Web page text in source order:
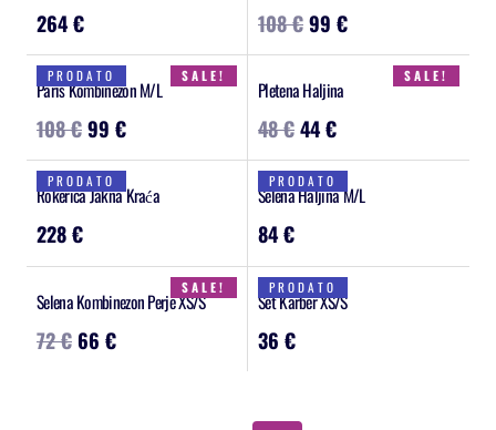
264€ 108€99 €
SALE!
PRODATO
Paris Kombinezon M/L
108€99 €
SALE!
Pletena Haljina
48€44€
PRODATO
Rokerica Jakna Kraća
228€
PRODATO
Selena Haljina M/L
84€
SALE!
Selena Kombinezon Perje XS/S
72€ 66 €
PRODATO
Set Karber XS/S
36 €